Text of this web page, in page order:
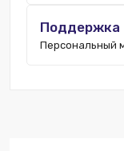
Поддержка
Персональный